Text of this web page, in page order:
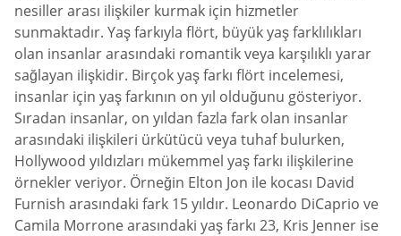
nesiller arası ilişkiler kurmak için hizmetler
sunmaktadır. Yaş farkıyla flört, büyük yaş farklılıkları
olan insanlar arasındaki romantik veya karşılıklı yarar
sağlayan ilişkidir. Birçok yaş farkı flört incelemesi,
insanlar için yaş farkının on yıl olduğunu gösteriyor.
Sıradan insanlar, on yıldan fazla fark olan insanlar
arasındaki ilişkileri ürkütücü veya tuhaf bulurken,
Hollywood yıldızları mükemmel yaş farkı ilişkilerine
örnekler veriyor. Örneğin Elton Jon ile kocası David
Furnish arasındaki fark 15 yıldır. Leonardo DiCaprio ve
Camila Morrone arasındaki yaş farkı 23, Kris Jenner ise